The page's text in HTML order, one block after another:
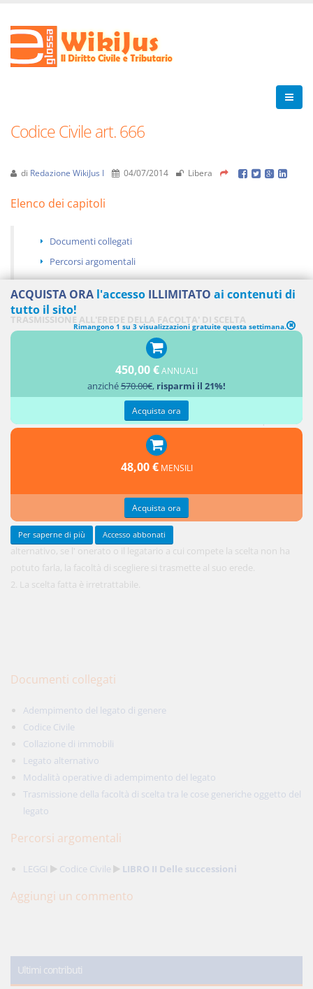
Codice Civile art. 666
di Redazione WikiJus I 04/07/2014 Libera
Elenco dei capitoli
Documenti collegati
Percorsi argomentali
TRASMISSIONE ALL'EREDE DELLA FACOLTA' DI SCELTA
alternativo, se l' onerato o il legatario a cui compete la scelta non ha
potuto farla, la facoltà di scegliere si trasmette al suo erede.
2. La scelta fatta è irretrattabile.
Documenti collegati
Adempimento del legato di genere
Codice Civile
Collazione di immobili
Legato alternativo
Modalità operative di adempimento del legato
Trasmissione della facoltà di scelta tra le cose generiche oggetto del
legato
Percorsi argomentali
LEGGI Codice Civile LIBRO II Delle successioni
Aggiungi un commento
Ultimi contributi
ACQUISTA ORA l'accesso ILLIMITATO ai contenuti di
tutto il sito!
Rimangono 1 su 3 visualizzazioni gratuite questa settimana.
450,00 €ANNUALI
anziché570.00€, risparmi il 21%!
Acquista ora
48,00 € MENSILI
Acquista ora
Per saperne di più Accesso abbonati